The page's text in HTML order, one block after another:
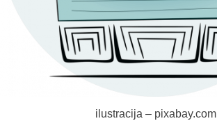
ilustracija – pixabay.com